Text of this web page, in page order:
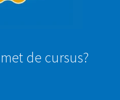
de cursus?